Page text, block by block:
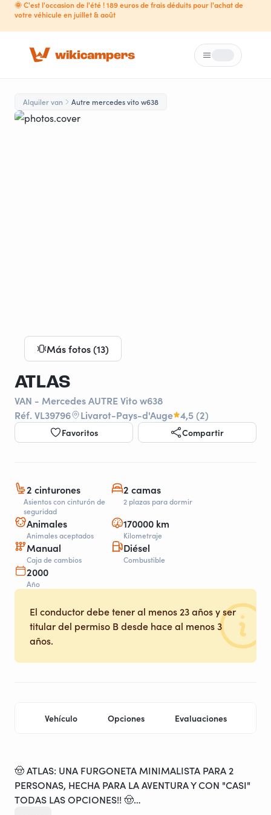
🌞 C'est l'occasion de l'été ! 189 euros de frais déduits pour l'achat de
votre véhicule en juillet & août
Loading...
Alquiler van Autre mercedes vito w638
Más fotos (13)
ATLAS
VAN - Mercedes AUTRE Vito w638
Réf. VL39796
Livarot-Pays-d'Auge 4,5 (2)
Favoritos Compartir
2 cinturones
Asientos con cinturón de
seguridad
2 camas
2 plazas para dormir
Animales
Animales aceptados
170000 km
Kilometraje
Manual
Caja de cambios
Diésel
Combustible
2000
Año
El conductor debe tener al menos 23 años y ser
titular del permiso B desde hace al menos 3
años.
Vehículo Opciones Evaluaciones
🤠 ATLAS: UNA FURGONETA MINIMALISTA PARA 2
PERSONAS, HECHA PARA LA AVENTURA Y CON "CASI"
TODAS LAS OPCIONES!! 🤠